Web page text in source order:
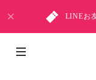
LINEお